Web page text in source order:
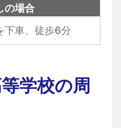
の場合
下車、徒歩6分
学校の周